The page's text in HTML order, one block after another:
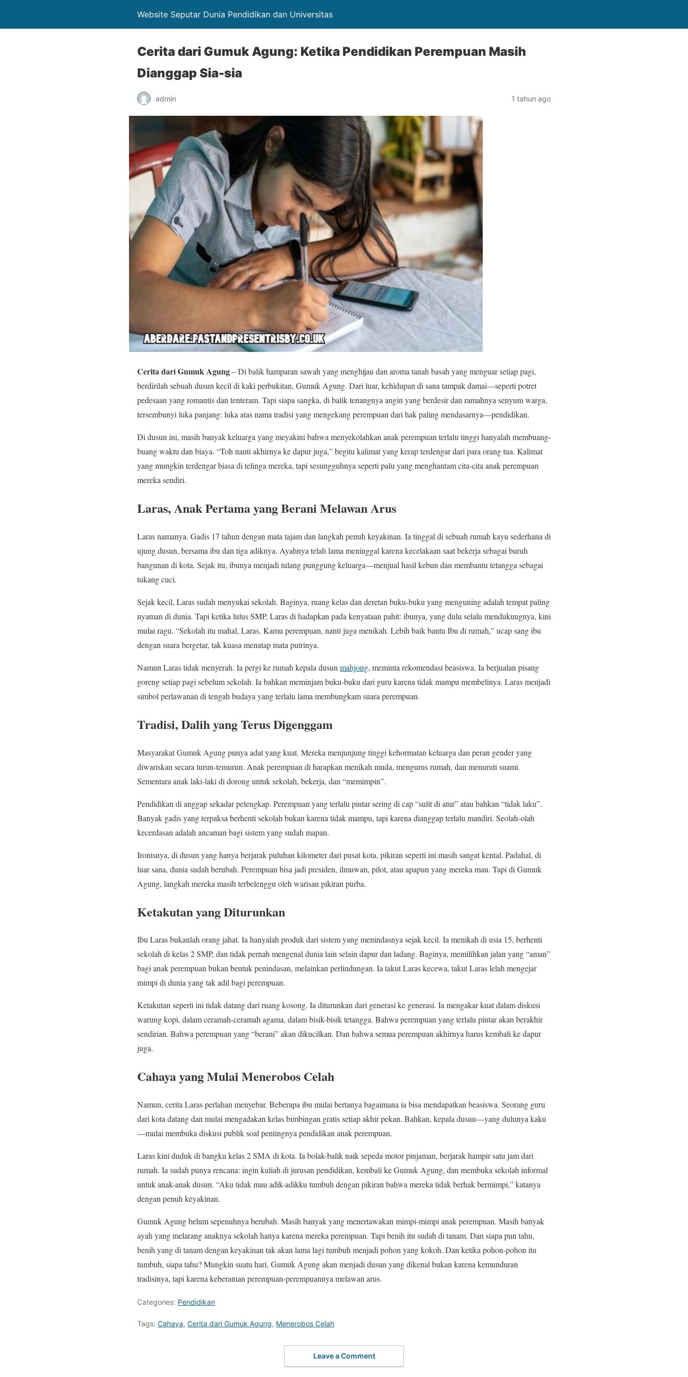
Website Seputar Dunia Pendidikan dan Universitas
Cerita dari Gumuk Agung: Ketika Pendidikan Perempuan Masih
Dianggap Sia-sia
admin 1 tahun ago
Cerita dari Gumuk Agung– Di balik hamparan sawah yang menghijau dan aroma tanah basah yang menguar setiap pagi,
berdirilah sebuah dusun kecil di kaki perbukitan, Gumuk Agung. Dari luar, kehidupan di sana tampak damai—seperti potret
pedesaan yang romantis dan tenteram. Tapi siapa sangka, di balik tenangnya angin yang berdesir dan ramahnya senyum warga,
tersembunyi luka panjang: luka atas nama tradisi yang mengekang perempuan dari hak paling mendasarnya—pendidikan.
Di dusun ini, masih banyak keluarga yang meyakini bahwa menyekolahkan anak perempuan terlalu tinggi hanyalah membuang-
buang waktu dan biaya. “Toh nanti akhirnya ke dapur juga,” begitu kalimat yang kerap terdengar dari para orang tua. Kalimat
yang mungkin terdengar biasa di telinga mereka, tapi sesungguhnya seperti palu yang menghantam cita-cita anak perempuan
mereka sendiri.
Laras, Anak Pertama yang Berani Melawan Arus
Laras namanya. Gadis 17 tahun dengan mata tajam dan langkah penuh keyakinan. Ia tinggal di sebuah rumah kayu sederhana di
ujung dusun, bersama ibu dan tiga adiknya. Ayahnya telah lama meninggal karena kecelakaan saat bekerja sebagai buruh
bangunan di kota. Sejak itu, ibunya menjadi tulang punggung keluarga—menjual hasil kebun dan membantu tetangga sebagai
tukang cuci.
Sejak kecil, Laras sudah menyukai sekolah. Baginya, ruang kelas dan deretan buku-buku yang menguning adalah tempat paling
nyaman di dunia. Tapi ketika lulus SMP, Laras di hadapkan pada kenyataan pahit: ibunya, yang dulu selalu mendukungnya, kini
mulai ragu. “Sekolah itu mahal, Laras. Kamu perempuan, nanti juga menikah. Lebih baik bantu Ibu di rumah,” ucap sang ibu
dengan suara bergetar, tak kuasa menatap mata putrinya.
Namun Laras tidak menyerah. Ia pergi ke rumah kepala dusun mahjong, meminta rekomendasi beasiswa. Ia berjualan pisang
goreng setiap pagi sebelum sekolah. Ia bahkan meminjam buku-buku dari guru karena tidak mampu membelinya. Laras menjadi
simbol perlawanan di tengah budaya yang terlalu lama membungkam suara perempuan.
Tradisi, Dalih yang Terus Digenggam
Masyarakat Gumuk Agung punya adat yang kuat. Mereka menjunjung tinggi kehormatan keluarga dan peran gender yang
diwariskan secara turun-temurun. Anak perempuan di harapkan menikah muda, mengurus rumah, dan menuruti suami.
Sementara anak laki-laki di dorong untuk sekolah, bekerja, dan “memimpin”.
Pendidikan di anggap sekadar pelengkap. Perempuan yang terlalu pintar sering di cap “sulit di atur” atau bahkan “tidak laku”.
Banyak gadis yang terpaksa berhenti sekolah bukan karena tidak mampu, tapi karena dianggap terlalu mandiri. Seolah-olah
kecerdasan adalah ancaman bagi sistem yang sudah mapan.
Ironisnya, di dusun yang hanya berjarak puluhan kilometer dari pusat kota, pikiran seperti ini masih sangat kental. Padahal, di
luar sana, dunia sudah berubah. Perempuan bisa jadi presiden, ilmuwan, pilot, atau apapun yang mereka mau. Tapi di Gumuk
Agung, langkah mereka masih terbelenggu oleh warisan pikiran purba.
Ketakutan yang Diturunkan
Ibu Laras bukanlah orang jahat. Ia hanyalah produk dari sistem yang menindasnya sejak kecil. Ia menikah di usia 15, berhenti
sekolah di kelas 2 SMP, dan tidak pernah mengenal dunia lain selain dapur dan ladang. Baginya, memilihkan jalan yang “aman”
bagi anak perempuan bukan bentuk penindasan, melainkan perlindungan. Ia takut Laras kecewa, takut Laras lelah mengejar
mimpi di dunia yang tak adil bagi perempuan.
Ketakutan seperti ini tidak datang dari ruang kosong. Ia diturunkan dari generasi ke generasi. Ia mengakar kuat dalam diskusi
warung kopi, dalam ceramah-ceramah agama, dalam bisik-bisik tetangga. Bahwa perempuan yang terlalu pintar akan berakhir
sendirian. Bahwa perempuan yang “berani” akan dikucilkan. Dan bahwa semua perempuan akhirnya harus kembali ke dapur
juga.
Cahaya yang Mulai Menerobos Celah
Namun, cerita Laras perlahan menyebar. Beberapa ibu mulai bertanya bagaimana ia bisa mendapatkan beasiswa. Seorang guru
dari kota datang dan mulai mengadakan kelas bimbingan gratis setiap akhir pekan. Bahkan, kepala dusun—yang dulunya kaku
—mulai membuka diskusi publik soal pentingnya pendidikan anak perempuan.
Laras kini duduk di bangku kelas 2 SMA di kota. Ia bolak-balik naik sepeda motor pinjaman, berjarak hampir satu jam dari
rumah. Ia sudah punya rencana: ingin kuliah di jurusan pendidikan, kembali ke Gumuk Agung, dan membuka sekolah informal
untuk anak-anak dusun. “Aku tidak mau adik-adikku tumbuh dengan pikiran bahwa mereka tidak berhak bermimpi,” katanya
dengan penuh keyakinan.
Gumuk Agung belum sepenuhnya berubah. Masih banyak yang menertawakan mimpi-mimpi anak perempuan. Masih banyak
ayah yang melarang anaknya sekolah hanya karena mereka perempuan. Tapi benih itu sudah di tanam. Dan siapa pun tahu,
benih yang di tanam dengan keyakinan tak akan lama lagi tumbuh menjadi pohon yang kokoh. Dan ketika pohon-pohon itu
tumbuh, siapa tahu? Mungkin suatu hari, Gumuk Agung akan menjadi dusun yang dikenal bukan karena kemunduran
tradisinya, tapi karena keberanian perempuan-perempuannya melawan arus.
Categories: Pendidikan
Tags: Cahaya, Cerita dari Gumuk Agung, Menerobos Celah
Leave a Comment